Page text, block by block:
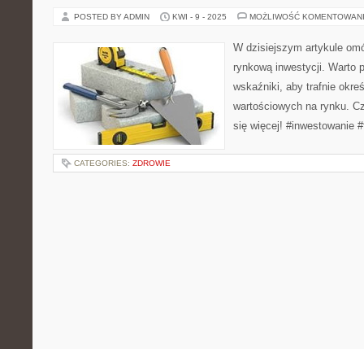
POSTED BY ADMIN KWI - 9 - 2025 MOŻLIWOŚĆ
W dzisiejszym artykule
rynkową inwestycji. Warto
wskaźniki, aby trafnie
wartościowych na rynku.
się więcej! #inwestowanie
CATEGORIES: ZDROWIE